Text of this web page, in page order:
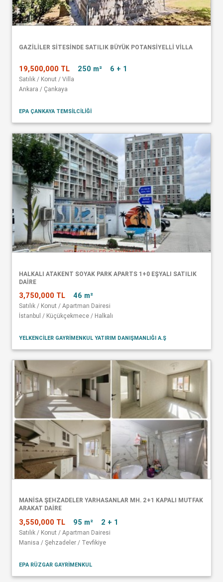
GAZİLİLER SİTESİNDE SATILIK BÜYÜK POTANSİYELLİ VİLLA
19,500,000 TL 250 m² 6 + 1
Satılık / Konut / Villa
Ankara / Çankaya
EPA ÇANKAYA TEMSİLCİLİĞİ
HALKALI ATAKENT SOYAK PARK APARTS 1+0 EŞYALI SATILIK
DAİRE
3,750,000 TL 46 m²
Satılık / Konut / Apartman Dairesi
İstanbul / Küçükçekmece / Halkalı
YELKENCİLER GAYRİMENKUL YATIRIM DANIŞMANLIĞI A.Ş
MANISA ŞEHZADELER YARHASANLAR MH. 2+1 KAPALI MUTFAK
ARAKAT DAIRE
3,550,000 TL 95 m² 2 + 1
Satılık / Konut / Apartman Dairesi
Manisa / Şehzadeler / Tevfikiye
EPA RÜZGAR GAYRİMENKUL